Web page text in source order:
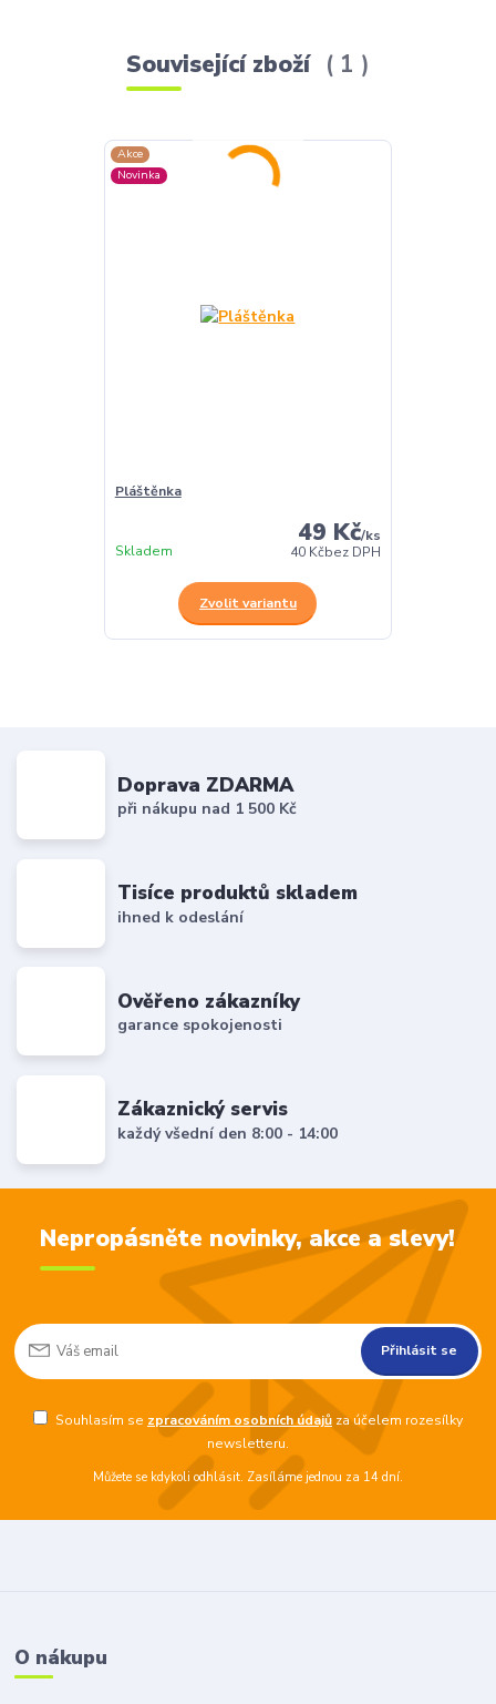
Související zboží 1
Akce
Novinka
Pláštěnka
49 Kč/ks
40 Kčbez DPH
Skladem
Zvolit variantu
Doprava ZDARMA
při nákupu nad 1 500 Kč
Tisíce produktů skladem
ihned k odeslání
Ověřeno zákazníky
garance spokojenosti
Zákaznický servis
každý všední den 8:00 - 14:00
Nepropásněte novinky, akce a slevy!
Přihlásit se
Souhlasím se zpracováním osobních údajůza účelem rozesílky
newsletteru.
Můžete se kdykoli odhlásit. Zasíláme jednou za 14 dní.
O nákupu